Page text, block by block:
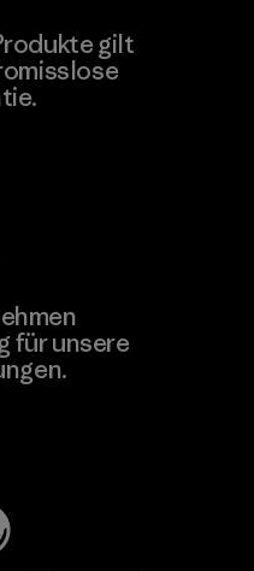
Ltd. -
gilt
für unsere